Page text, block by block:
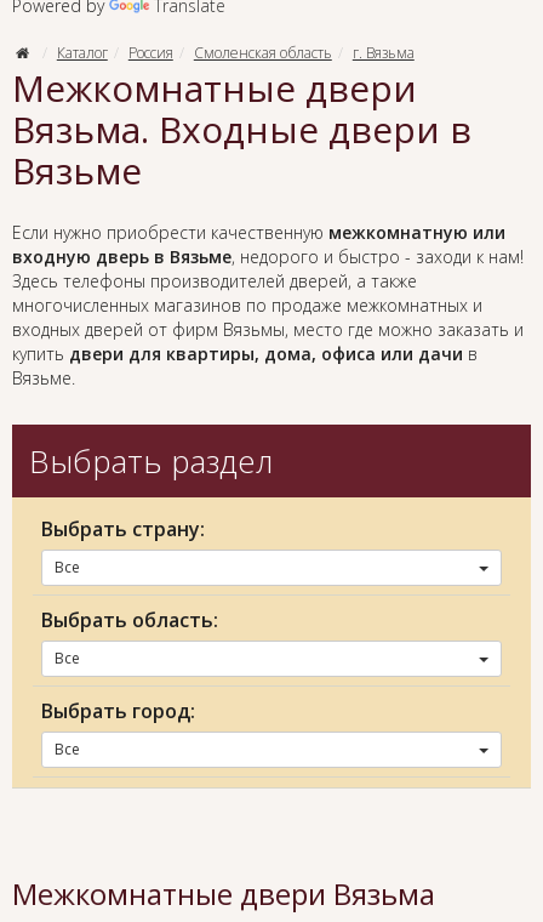
Powered by Translate
Каталог Россия Смоленская область г. Вязьма
Межкомнатные двери
Вязьма. Входные двери в
Вязьме
Если нужно приобрести качественную межкомнатную или
входную дверь в Вязьме, недорого и быстро - заходи к нам!
Здесь телефоны производителей дверей, а также
многочисленных магазинов по продаже межкомнатных и
входных дверей от фирм Вязьмы, место где можно заказать и
купить двери для квартиры, дома, офиса или дачи в
Вязьме.
Выбрать раздел
Выбрать страну:
Все
Выбрать область:
Все
Выбрать город:
Все
Межкомнатные двери Вязьма